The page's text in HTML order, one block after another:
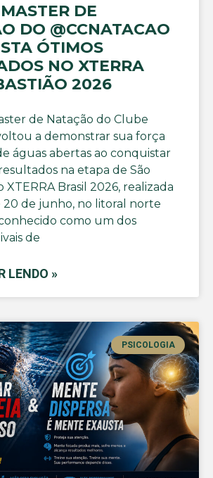
DE
DO @CCNATACAO
ÓTIMOS
NO XTERRA
2026
de Natação do Clube
a demonstrar sua força
águas abertas ao conquistar
na etapa de São
XTERRA Brasil 2026, realizada
20 de junho, no litoral norte
como um dos
de
LENDO »
PSICOLOGIA